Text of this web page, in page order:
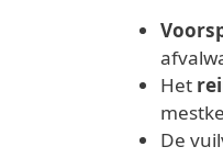
Het
De